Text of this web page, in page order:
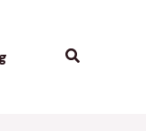
Zoeken